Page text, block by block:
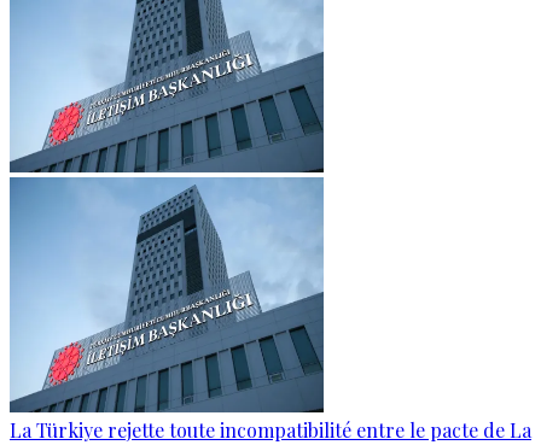
La Türkiye rejette toute incompatibilité entre le pacte de La